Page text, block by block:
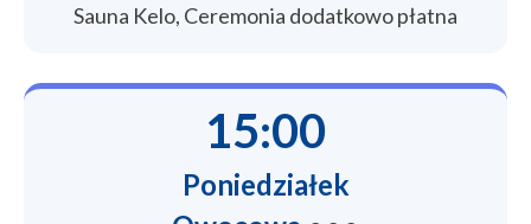
Sauna Kelo, Ceremonia dodatkowo płatna
15:00
Poniedziałek